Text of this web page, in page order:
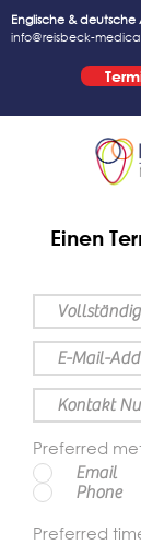
Englische & deutsche
info@reisbeck-
Einen
Preferred
Email
Phone
Preferred